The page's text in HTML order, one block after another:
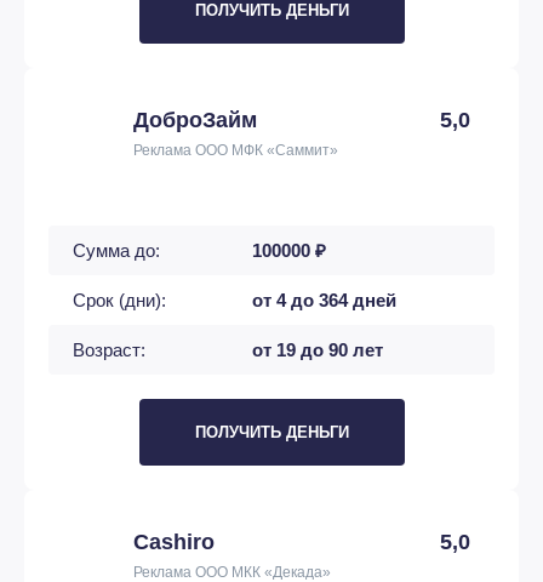
ПОЛУЧИТЬ ДЕНЬГИ
ДоброЗайм 5,0
Реклама ООО МФК «Саммит»
Сумма до: 100000 ₽
Срок (дни): от 4 до 364 дней
Возраст: от 19 до 90 лет
ПОЛУЧИТЬ ДЕНЬГИ
Cashiro 5,0
Реклама ООО МКК «Декада»